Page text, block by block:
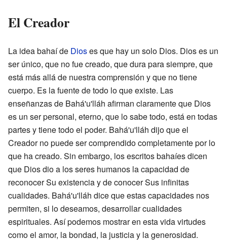
El Creador
La idea bahaí de Dioses que hay un solo Dios. Dios es un
ser único, que no fue creado, que dura para siempre, que
está más allá de nuestra comprensión y que no tiene
cuerpo. Es la fuente de todo lo que existe. Las
enseñanzas de Bahá'u'lláh afirman claramente que Dios
es un ser personal, eterno, que lo sabe todo, está en todas
partes y tiene todo el poder. Bahá'u'lláh dijo que el
Creador no puede ser comprendido completamente por lo
que ha creado. Sin embargo, los escritos bahaíes dicen
que Dios dio a los seres humanos la capacidad de
reconocer Su existencia y de conocer Sus infinitas
cualidades. Bahá'u'lláh dice que estas capacidades nos
permiten, si lo deseamos, desarrollar cualidades
espirituales. Así podemos mostrar en esta vida virtudes
como el amor, la bondad, la justicia y la generosidad.